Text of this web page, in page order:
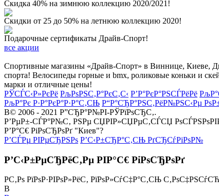
Скидка 40% на зимнюю коллекцию 2020/2021!
Скидки от 25 до 50% на летнюю коллекцию 2020!
Подарочные сертификаты Драйв-Спорт!
все акции
Спортивные магазины «Драйв-Спорт» в Виннице, Киеве,
спорта! Велосипеды горные и bmx, роликовые коньки и
марки и отличные цены!
РЎСЃС‹Р»РєРё РљРѕРЅС‚Р°РєС‚С‹ Р’Р°РєР°РЅСЃРёРё
РљР°Рє Р·Р°РєР°Р·Р°С‚СЊ Р“Р°СЂР°РЅС‚РёР№РЅС‹Рµ
В© 2006 - 2021 Р”СЂР°Р№РІ-РЎРїРѕСЂС‚.
Р’РµР±-СЃР°Р№С‚ РЅРµ СЏРІР»СЏРµС‚СЃСЏ
Р’Р°С€ РіРѕСЂРѕРґ "Киев"?
Р’СЃРµ РІРµСЂРЅРѕ Р’С‹Р±СЂР°С‚СЊ РґСЂСѓРіРѕР№
Р’С‹Р±РµСЂРёС‚Рµ РІР°С€ РіРѕСЂРѕРґ
Р­С‚Рѕ РїРѕР·РІРѕР»РёС‚ РїРѕР»СѓС‡Р°С‚СЊ
В